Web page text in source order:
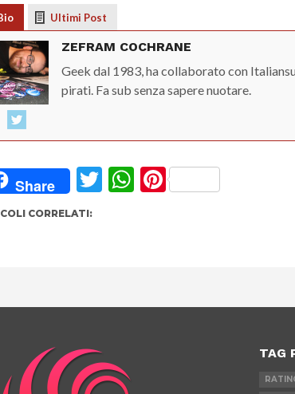
Ultimi Post
ZEFRAM COCHRANE
Geek dal 1983, ha collaborato con
pirati. Fa sub senza sapere nuotare.
Share Twitter
WhatsApp
Pinterest
CORRELATI:
TAG